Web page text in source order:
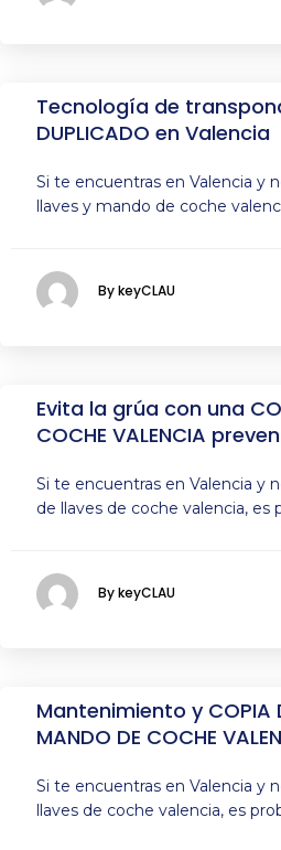
Tecnología de
DUPLICADO en Valencia
Si te encuentras en Valencia y
llaves y mando de coche
By keyCLAU
Evita la grúa con una
COCHE VALENCIA
Si te encuentras en Valencia y
de llaves de coche valencia, es
By keyCLAU
Mantenimiento y COPIA
MANDO DE COCHE
Si te encuentras en Valencia y
llaves de coche valencia, es